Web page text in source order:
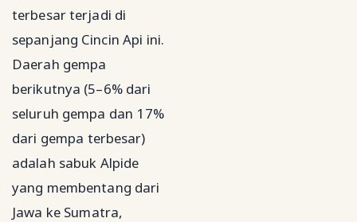
terbesar terjadi di
sepanjang Cincin Api ini.
Daerah gempa
berikutnya (5–6% dari
seluruh gempa dan 17%
dari gempa terbesar)
adalah sabuk Alpide
yang membentang dari
Jawa ke Sumatra,